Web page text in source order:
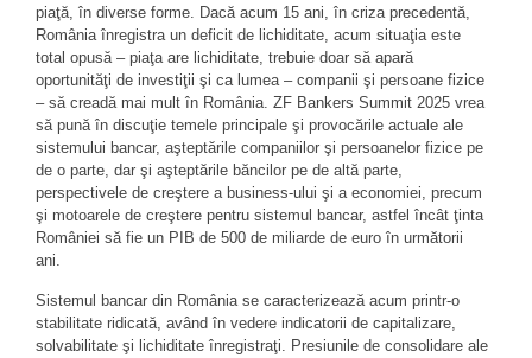
piaţă, în diverse forme. Dacă acum 15 ani, în criza precedentă,
România înregistra un deficit de lichiditate, acum situaţia este
total opusă – piaţa are lichiditate, trebuie doar să apară
oportunităţi de investiţii şi ca lumea – companii şi persoane fizice
– să creadă mai mult în România. ZF Bankers Summit 2025 vrea
să pună în discuţie temele principale şi provocările actuale ale
sistemului bancar, aşteptările companiilor şi persoanelor fizice pe
de o parte, dar şi aşteptările băncilor pe de altă parte,
perspectivele de creştere a business-ului şi a economiei, precum
şi motoarele de creştere pentru sistemul bancar, astfel încât ţinta
României să fie un PIB de 500 de miliarde de euro în următorii
ani.
Sistemul bancar din România se caracterizează acum printr-o
stabilitate ridicată, având în vedere indicatorii de capitalizare,
solvabilitate şi lichiditate înregistraţi. Presiunile de consolidare ale